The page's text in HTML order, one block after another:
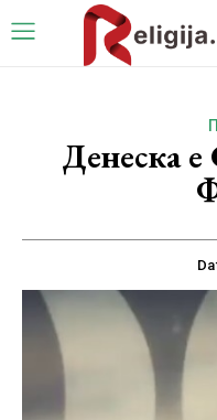
Денеска